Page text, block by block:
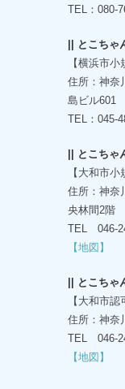
TEL：080-
|| とこち
【横浜市小
住所：神奈
島ビル601
TEL：045-
|| とこちゃ
【大和市小
住所：神奈
央林間2階
TEL 046-
【地図】
|| とこちゃ
【大和市認
住所：神奈
TEL 046-
【地図】